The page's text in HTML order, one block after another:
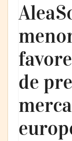
de